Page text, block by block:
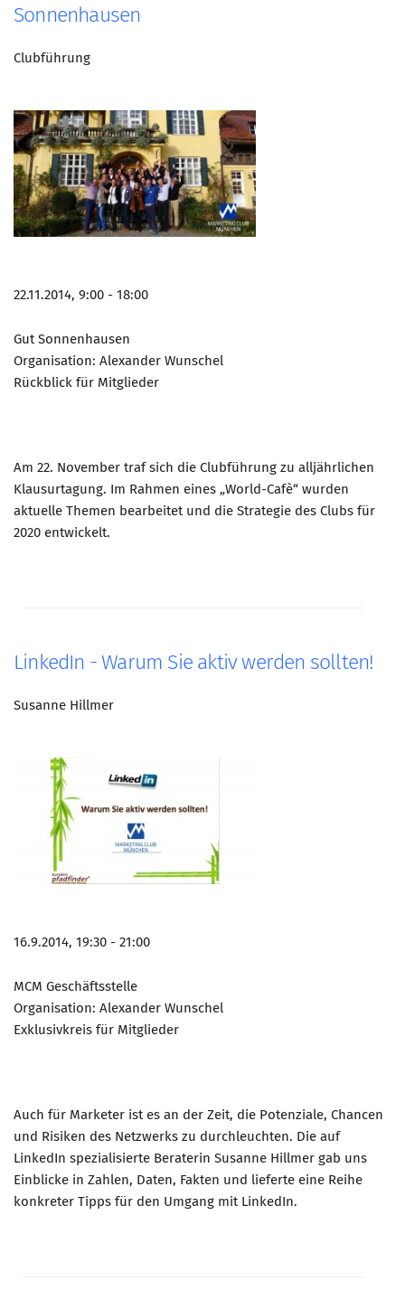
Sonnenhausen
Clubführung
22.11.2014, 9:00 - 18:00
Gut Sonnenhausen
Organisation: Alexander Wunschel
Rückblick für Mitglieder
Am 22. November traf sich die Clubführung zu alljährlichen
Klausurtagung. Im Rahmen eines „World-Cafè“ wurden
aktuelle Themen bearbeitet und die Strategie des Clubs für
2020 entwickelt.
LinkedIn - Warum Sie aktiv werden sollten!
Susanne Hillmer
16.9.2014, 19:30 - 21:00
MCM Geschäftsstelle
Organisation: Alexander Wunschel
Exklusivkreis für Mitglieder
Auch für Marketer ist es an der Zeit, die Potenziale, Chancen
und Risiken des Netzwerks zu durchleuchten. Die auf
LinkedIn spezialisierte Beraterin Susanne Hillmer gab uns
Einblicke in Zahlen, Daten, Fakten und lieferte eine Reihe
konkreter Tipps für den Umgang mit LinkedIn.